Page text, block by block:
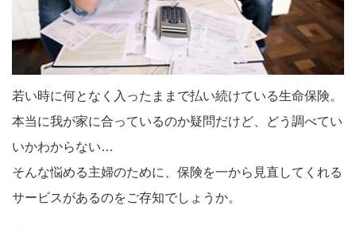
若い時に何となく入ったままで払い続けている生命保険。
本当に我が家に合っているのか疑問だけど、どう調べてい
いかわからない…
そんな悩める主婦のために、保険を一から見直してくれる
サービスがあるのをご存知でしょうか。